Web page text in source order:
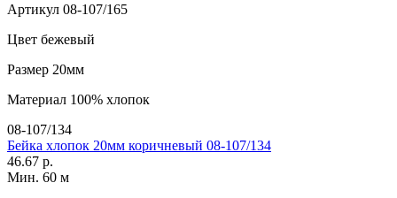
Артикул 08-107/165
Цвет бежевый
Размер 20мм
Материал 100% хлопок
08-107/134
Бейка хлопок 20мм коричневый 08-107/134
46.67 р.
Мин. 60 м